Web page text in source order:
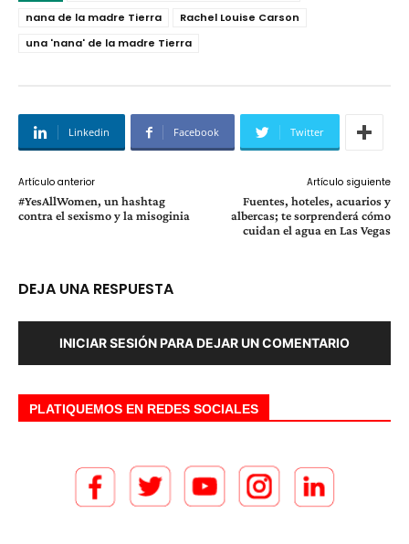
nana de la madre Tierra
Rachel Louise Carson
una 'nana' de la madre Tierra
Linkedin Facebook Twitter
Artículo anterior
#YesAllWomen, un hashtag
contra el sexismo y la misoginia
Artículo siguiente
Fuentes, hoteles, acuarios y
albercas; te sorprenderá cómo
cuidan el agua en Las Vegas
DEJA UNA RESPUESTA
INICIAR SESIÓN PARA DEJAR UN COMENTARIO
PLATIQUEMOS EN REDES SOCIALES